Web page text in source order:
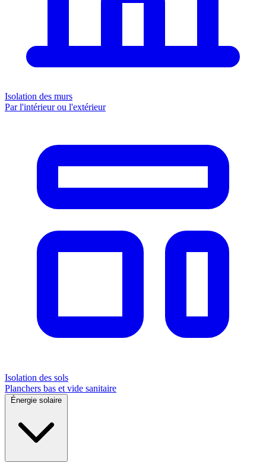
Isolation des murs
Par l'intérieur ou l'extérieur
Isolation des sols
Planchers bas et vide sanitaire